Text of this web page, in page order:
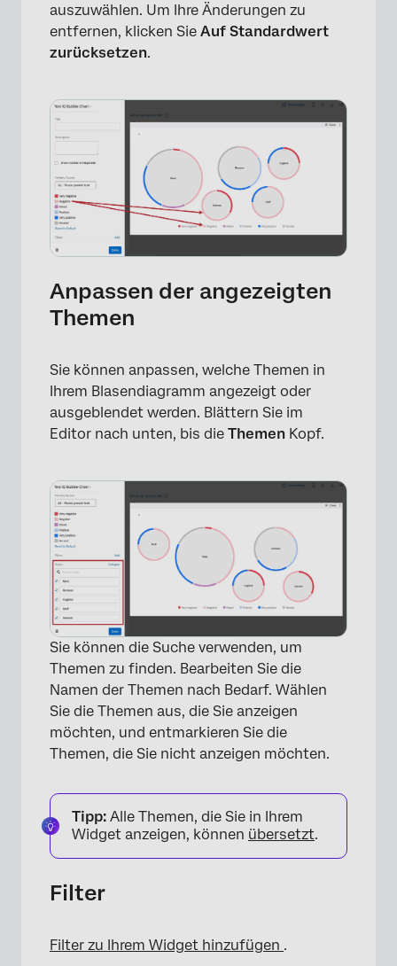
×
×
auszuwählen. Um Ihre Änderungen zu
entfernen, klicken Sie Auf Standardwert
zurücksetzen.
Anpassen der angezeigten
Themen
Sie können anpassen, welche Themen in
Ihrem Blasendiagramm angezeigt oder
ausgeblendet werden. Blättern Sie im
Editor nach unten, bis die Themen Kopf.
Sie können die Suche verwenden, um
Themen zu finden. Bearbeiten Sie die
Namen der Themen nach Bedarf. Wählen
Sie die Themen aus, die Sie anzeigen
möchten, und entmarkieren Sie die
Themen, die Sie nicht anzeigen möchten.
Tipp: Alle Themen, die Sie in Ihrem
Widget anzeigen, können übersetzt.
Filter
Filter zu Ihrem Widget hinzufügen .